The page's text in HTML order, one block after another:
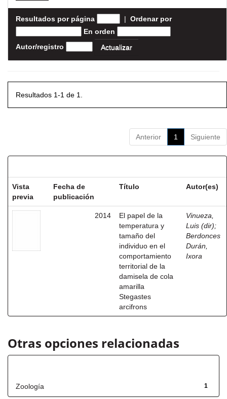
Resultados por página | Ordenar por
En orden
Autor/registro
Resultados 1-1 de 1.
Anterior 1 Siguiente
Vista
previa
Fecha de
publicación
Título Autor(es)
2014
El papel de la
temperatura y
tamaño del
individuo en el
comportamiento
territorial de la
damisela de cola
amarilla
Stegastes
arcifrons
Vinueza,
Luis (dir);
Berdonces
Durán,
Ixora
Otras opciones relacionadas
1
Zoología